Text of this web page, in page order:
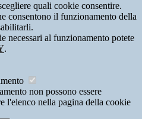
quali cookie consentire.
consentono il funzionamento della
necessari al funzionamento potete
.
non possono essere
l'elenco nella pagina della cookie